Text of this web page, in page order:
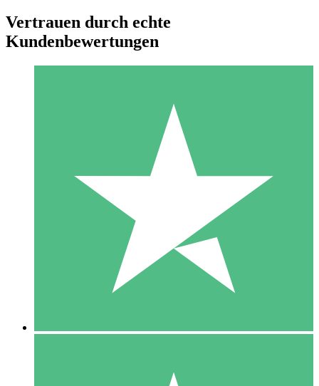
Individuelle Credit-Pakete
Zahlen Sie nach Bedarf mit Download-Credits. Keine
monatliche Verpflichtung erforderlich.
10 00
10 Downloads
Vertrauen durch echte
Kundenbewertungen